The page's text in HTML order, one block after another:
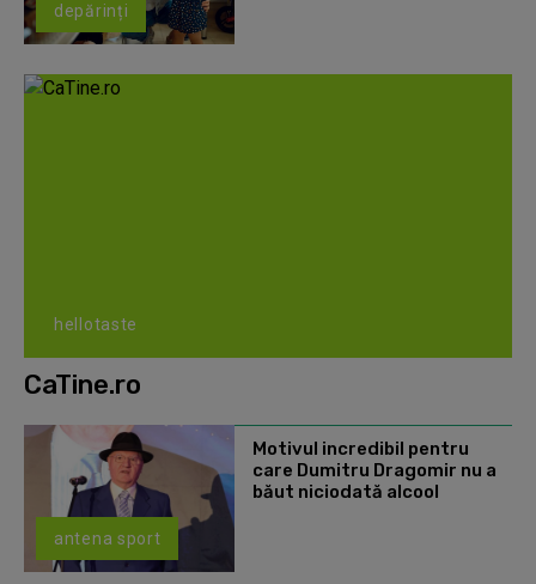
depărinți
hellotaste
CaTine.ro
antena sport
Motivul incredibil pentru
care Dumitru Dragomir nu a
băut niciodată alcool